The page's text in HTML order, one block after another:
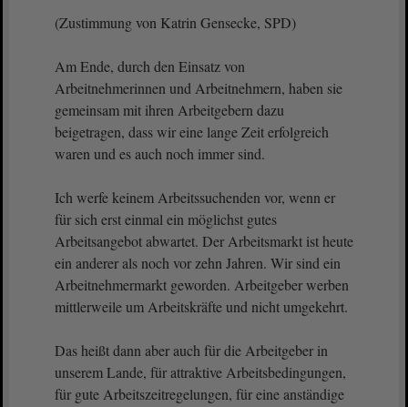
(Zustimmung von Katrin Gensecke, SPD)
Am Ende, durch den Einsatz von
Arbeitnehmerinnen und Arbeitnehmern, haben sie
gemeinsam mit ihren Arbeitgebern dazu
beigetragen, dass wir eine lange Zeit erfolgreich
waren und es auch noch immer sind.
Ich werfe keinem Arbeitssuchenden vor, wenn er
für sich erst einmal ein möglichst gutes
Arbeitsangebot abwartet. Der Arbeitsmarkt ist heute
ein anderer als noch vor zehn Jahren. Wir sind ein
Arbeitnehmermarkt geworden. Arbeitgeber werben
mittlerweile um Arbeitskräfte und nicht umgekehrt.
Das heißt dann aber auch für die Arbeitgeber in
unserem Lande, für attraktive Arbeitsbedingungen,
für gute Arbeitszeitregelungen, für eine anständige